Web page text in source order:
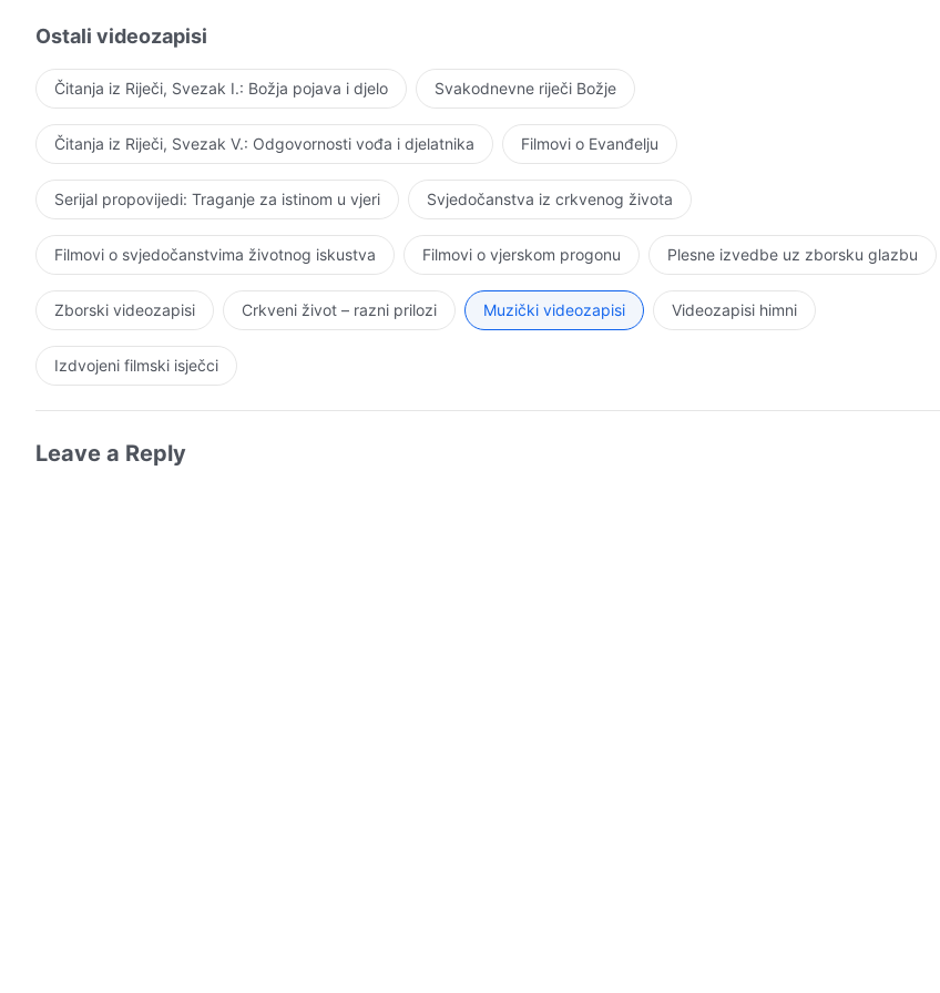
ćeš biti spašen. Ako možeš svjedočiti za Boga i postati stvoreno biće koje je u skladu sa mjerilom, gospodar
svih stvari koji je u skladu sa mjerilom, ti ćeš preživjeti.
Ostali videozapisi
Čitanja iz Riječi, Svezak I.: Božja pojava i djelo Svakodnevne riječi Božje
Čitanja iz Riječi, Svezak V.: Odgovornosti vođa i djelatnika Filmovi o Evanđelju
Serijal propovijedi: Traganje za istinom u vjeri Svjedočanstva iz crkvenog života
Filmovi o svjedočanstvima životnog iskustva Filmovi o vjerskom progonu Plesne izvedbe uz zborsku glazbu
Zborski videozapisi Crkveni život – razni prilozi Muzički videozapisi Videozapisi himni
Izdvojeni filmski isječci
Leave a Reply